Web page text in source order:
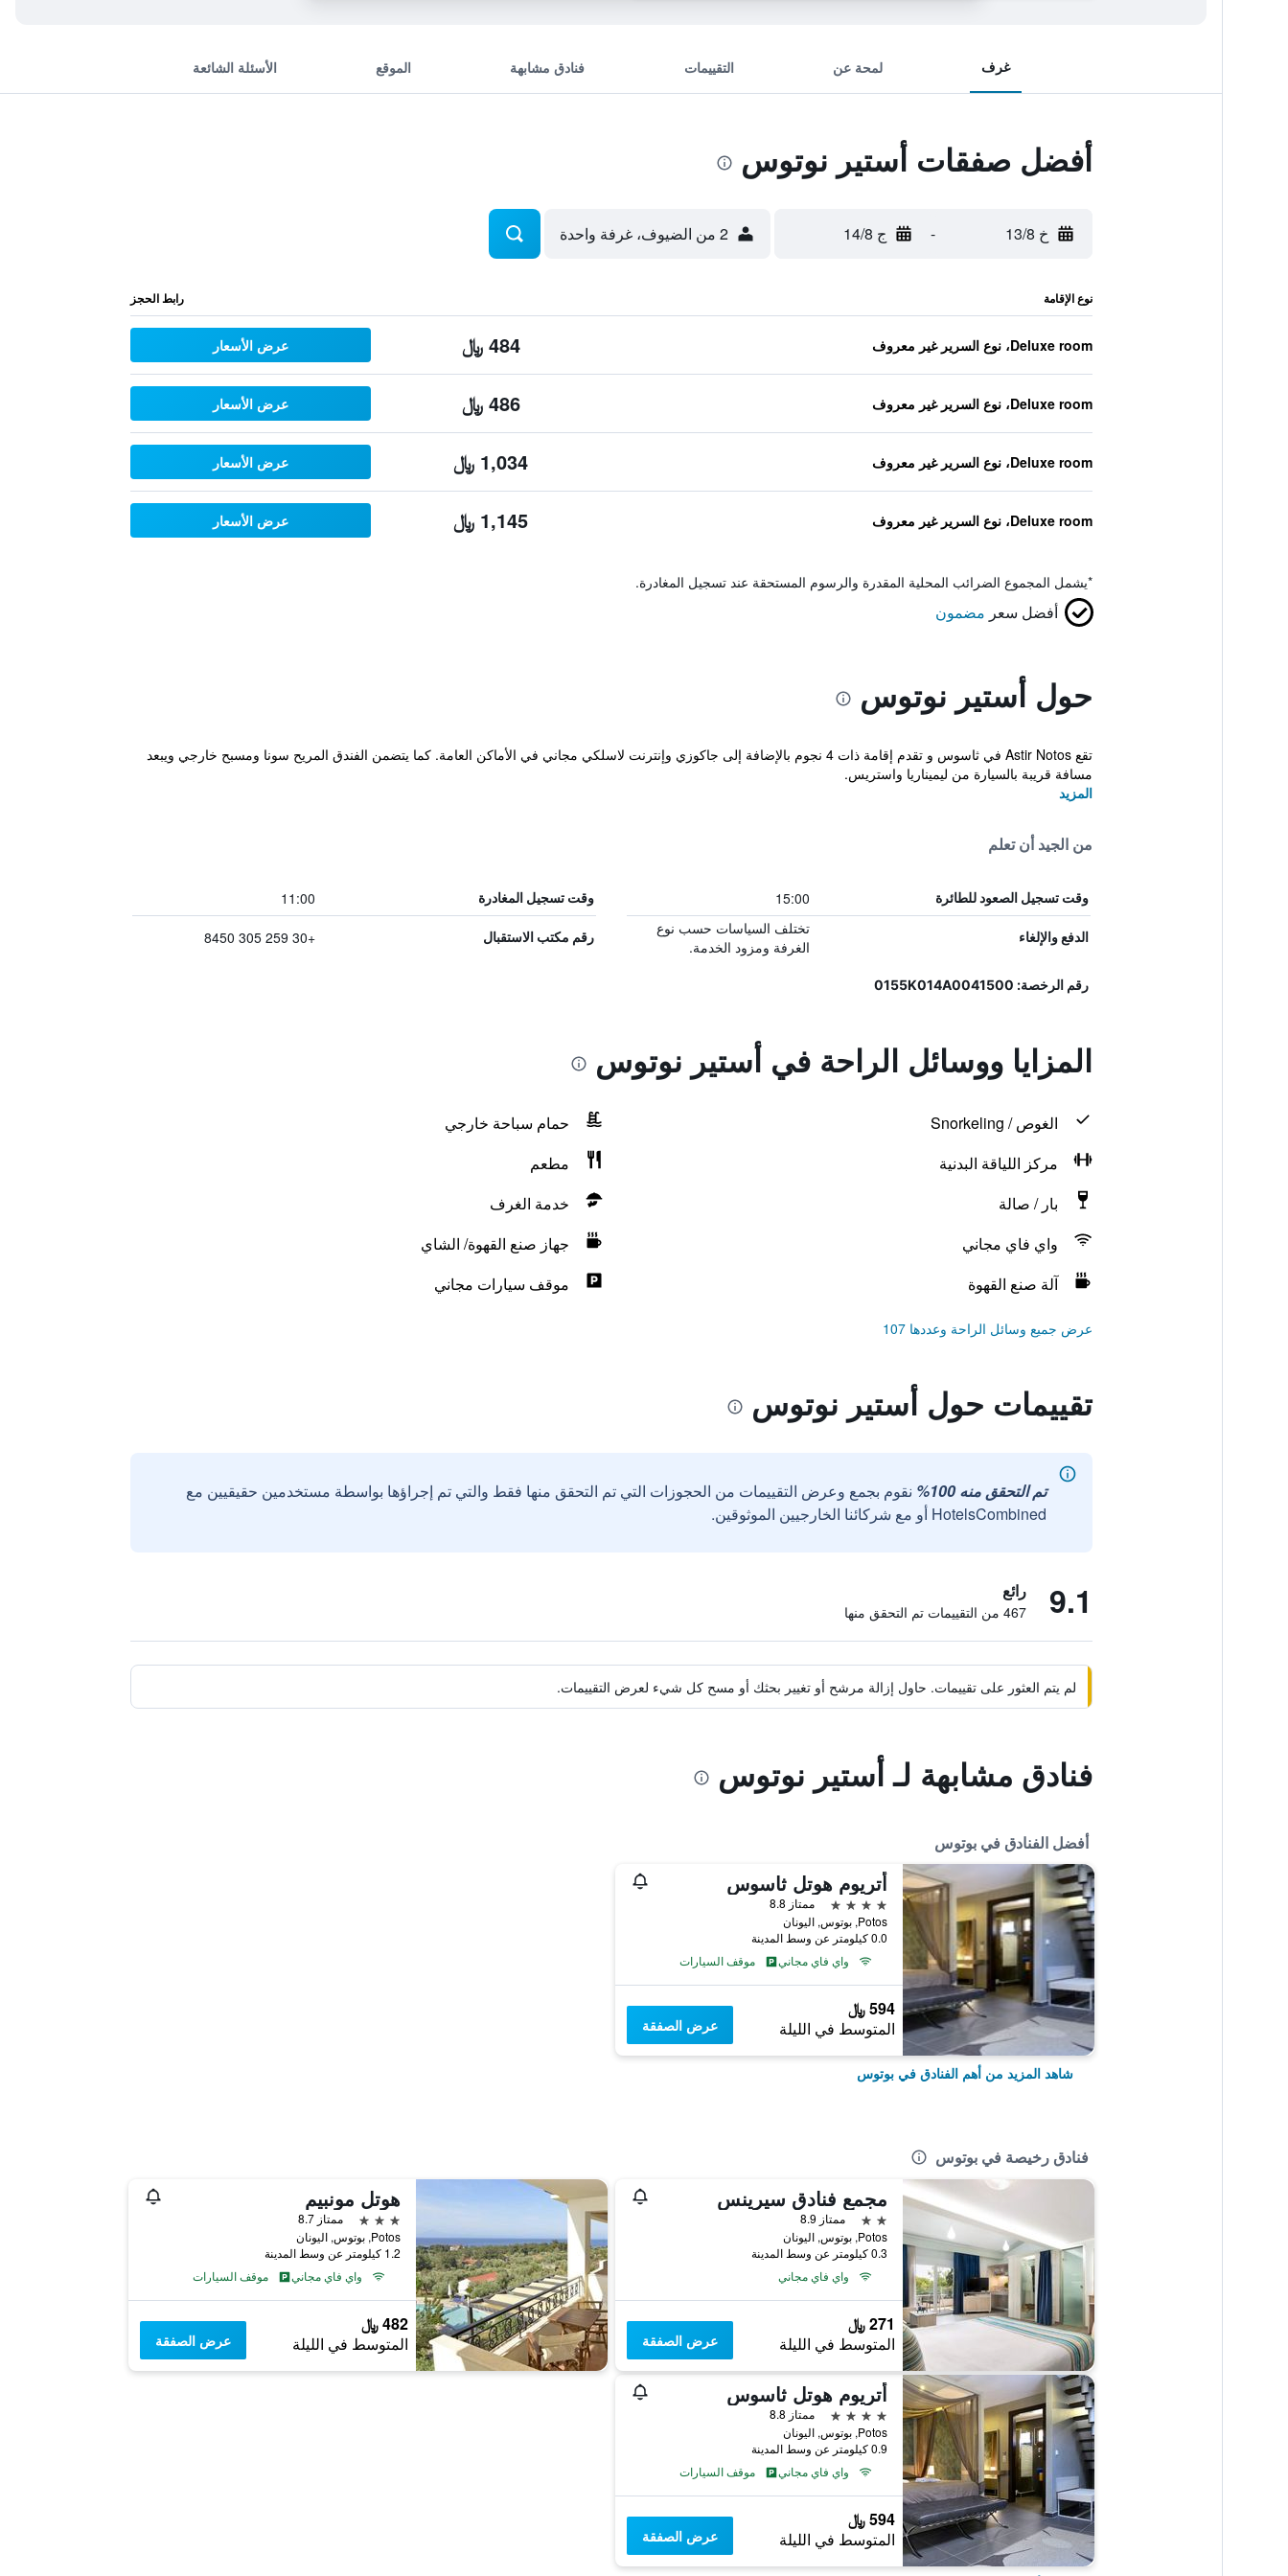
غرف لمحة عن التقييمات فنادق مشابهة الموقع الأسئلة الشائعة
أفضل صفقات أستير نوتوس
خ 13/8 - ج 14/8 2 من الضيوف، غرفة واحدة
نوع الإقامة رابط الحجز
Deluxe room، نوع السرير غير معروف 484 ﷼ عرض الأسعار
Deluxe room، نوع السرير غير معروف 486 ﷼ عرض الأسعار
Deluxe room، نوع السرير غير معروف 1,034 ﷼ عرض الأسعار
Deluxe room، نوع السرير غير معروف 1,145 ﷼ عرض الأسعار
*يشمل المجموع الضرائب المحلية المقدرة والرسوم المستحقة عند تسجيل المغادرة.
أفضل سعر مضمون
حول أستير نوتوس
تقع Astir Notos في ثاسوس و تقدم إقامة ذات 4 نجوم بالإضافة إلى جاكوزي وإنترنت لاسلكي مجاني في الأماكن العامة. كما يتضمن الفندق المريح سونا ومسبح خارجي ويبعد
مسافة قريبة بالسيارة من ليميناريا واستريس.
المزيد
من الجيد أن تعلم
وقت تسجيل الصعود للطائرة 15:00 وقت تسجيل المغادرة 11:00
الدفع والإلغاء
تختلف السياسات حسب نوع
الغرفة ومزود الخدمة.
رقم مكتب الاستقبال +30 259 305 8450
رقم الرخصة: 0155K014A0041500
المزايا ووسائل الراحة في أستير نوتوس
الغوص / Snorkeling
حمام سباحة خارجي
مركز اللياقة البدنية
مطعم
بار / صالة
خدمة الغرف
واي فاي مجاني
جهاز صنع القهوة/ الشاي
آلة صنع القهوة
موقف سيارات مجاني
عرض جميع وسائل الراحة وعددها 107
تقييمات حول أستير نوتوس
تم التحقق منه 100%
نقوم بجمع وعرض التقييمات من الحجوزات التي تم التحقق منها فقط والتي تم إجراؤها بواسطة مستخدمين حقيقيين مع
HotelsCombined أو مع شركائنا الخارجيين الموثوقين.
9.1 رائع
467 من التقييمات تم التحقق منها
لم يتم العثور على تقييمات. حاول إزالة مرشح أو تغيير بحثك أو مسح كل شيء لعرض التقييمات.
فنادق مشابهة لـ أستير نوتوس
أفضل الفنادق في بوتوس
أتريوم هوتل ثاسوس
4 نجوم
ممتاز 8.8
Potos, بوتوس, اليونان
0.0 كيلومتر عن وسط المدينة
واي فاي مجاني
موقف السيارات
594 ﷼
المتوسط في الليلة عرض الصفقة
شاهد المزيد من أهم الفنادق في بوتوس
فنادق رخيصة في بوتوس
مجمع فنادق سيرينس
2 نجمتين
ممتاز 8.9
Potos, بوتوس, اليونان
0.3 كيلومتر عن وسط المدينة
واي فاي مجاني
271 ﷼
المتوسط في الليلة عرض الصفقة
هوتل مونبيم
3 نجوم
ممتاز 8.7
Potos, بوتوس, اليونان
1.2 كيلومتر عن وسط المدينة
واي فاي مجاني
موقف السيارات
482 ﷼
المتوسط في الليلة عرض الصفقة
أتريوم هوتل ثاسوس
4 نجوم
ممتاز 8.8
Potos, بوتوس, اليونان
0.9 كيلومتر عن وسط المدينة
واي فاي مجاني
موقف السيارات
594 ﷼
المتوسط في الليلة عرض الصفقة